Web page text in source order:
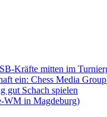
Kräfte mitten im
ein: Chess Media
gut Schach spielen
WM in Magdeburg)